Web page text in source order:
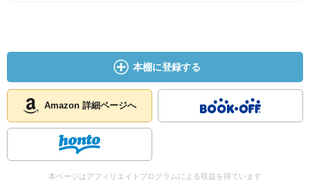
本棚に登録する
Amazon 詳細ページへ
本ページはアフィリエイトプログラムによる収益を得ています